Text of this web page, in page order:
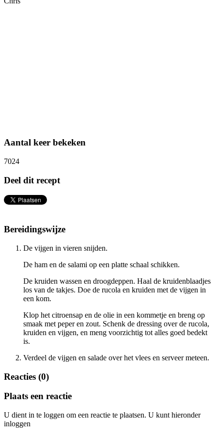
Aantal keer bekeken
7024
Deel dit recept
Bereidingswijze
De vijgen in vieren snijden.
De ham en de salami op een platte schaal schikken.
De kruiden wassen en droogdeppen. Haal de kruidenblaadjes
los van de takjes. Doe de rucola en kruiden met de vijgen in
een kom.
Klop het citroensap en de olie in een kommetje en breng op
smaak met peper en zout. Schenk de dressing over de rucola,
kruiden en vijgen, en meng voorzichtig tot alles goed bedekt
is.
Verdeel de vijgen en salade over het vlees en serveer meteen.
Reacties (0)
Plaats een reactie
U dient in te loggen om een reactie te plaatsen. U kunt hieronder
inloggen